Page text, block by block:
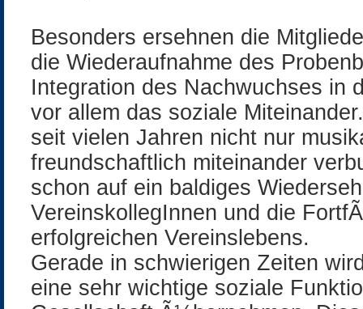
Besonders ersehnen die
die Wiederaufnahme des
Integration des Nachwuchses in
vor allem das soziale
seit vielen Jahren nicht nur
freundschaftlich miteinander
schon auf ein baldiges
VereinskollegInnen und die
erfolgreichen Vereinslebens.
Gerade in schwierigen Zeiten
eine sehr wichtige soziale